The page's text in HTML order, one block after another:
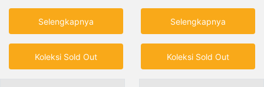
Selengkapnya
Koleksi Sold Out
Selengkapnya
Koleksi Sold Out